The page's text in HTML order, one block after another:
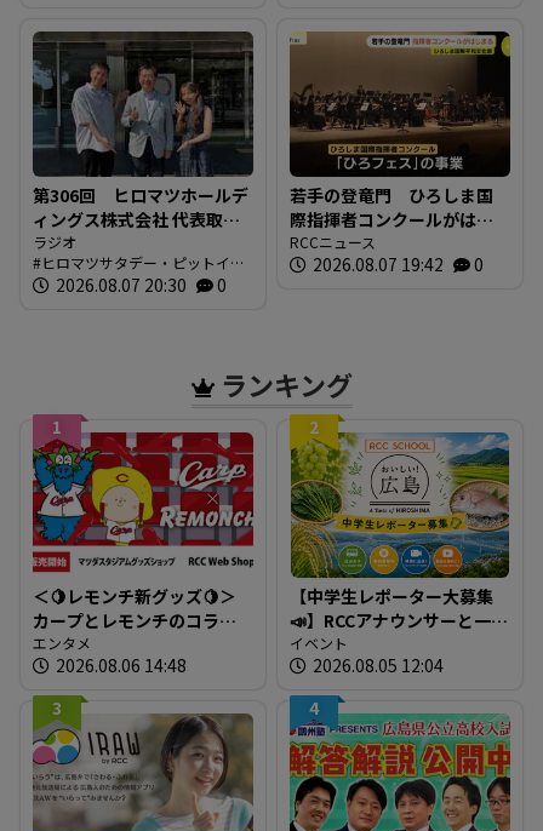
第306回 ヒロマツホールデ
ィングス株式会社 代表取締
役社長 槙本良二さん 前編
【ヒロマツ サタデー・ピッ
トイン】
ラジオ
ヒロマツサタデー・ピットイン
ブログ2026.08.07 20:30 0
若手の登竜門 ひろしま国
際指揮者コンクールがはじ
まる 表現力や指揮の技術
を競う 広島市
RCCニュース
2026.08.07 19:42 0
ランキング
1
＜🍋レモンチ新グッズ🍋＞
カープとレモンチのコラボ
グッズが登場！
エンタメ
2026.08.06 14:48
2
【中学生レポーター大募集
📣】RCCアナウンサーと一緒
に「広島の食」の現場を取
材しよう！
イベント
2026.08.05 12:04
3
4